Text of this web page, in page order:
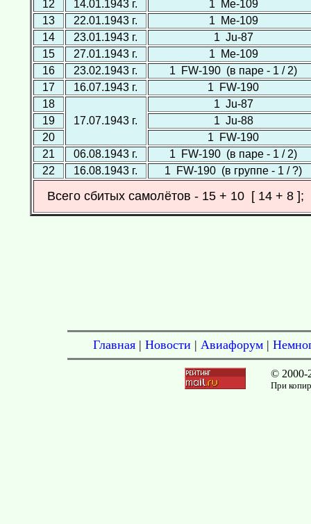
12 14.01.1943 г.
1 Ме-109
13
22.01.1943 г.
1 Ме-109
14
23.01.1943 г.
1 Ju-87
15
27.01.1943 г.
1 Ме-109
16
23.02.1943 г.
1 FW-190 (в паре - 1 / 2)
17
16.07.1943 г.
1 FW-190
18
17.07.1943 г.
1 Ju-87
19
1 Ju-88
20
1 FW-190
21
06.08.1943 г.
1 FW-190 (в паре - 1 / 2)
22
16.08.1943 г. 1 FW-190 (в группе - 1 / ?)
Всего сбитых самолётов - 15 + 10 [ 14 + 8
Главная | Новости | Авиафорум |
© 2000-
При